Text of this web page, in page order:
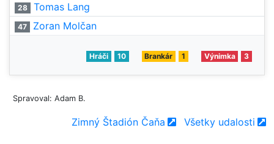
28 Tomas Lang
47 Zoran Molčan
Hráči 10 Brankár 1 Výnimka 3
Spravoval: Adam B.
Zimný Štadión Čaňa Všetky udalosti